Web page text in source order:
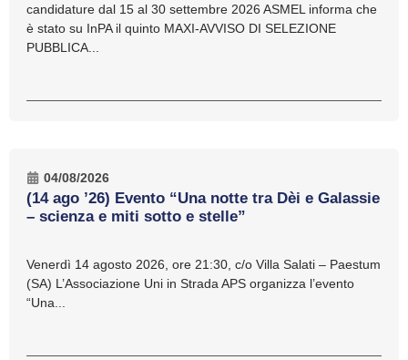
candidature dal 15 al 30 settembre 2026 ASMEL informa che
è stato su InPA il quinto MAXI-AVVISO DI SELEZIONE
PUBBLICA...
04/08/2026
(14 ago ’26) Evento “Una notte tra Dèi e Galassie
– scienza e miti sotto e stelle”
Venerdì 14 agosto 2026, ore 21:30, c/o Villa Salati – Paestum
(SA) L’Associazione Uni in Strada APS organizza l’evento
“Una...